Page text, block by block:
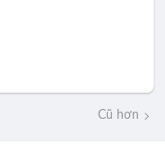
Cũ hơn